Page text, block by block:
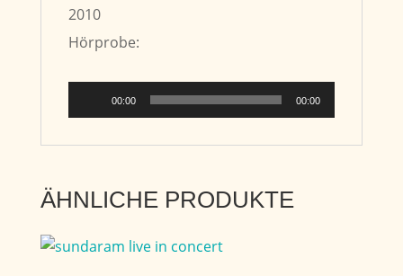
2010
Hörprobe:
Player
00:00 00:00
ÄHNLICHE PRODUKTE